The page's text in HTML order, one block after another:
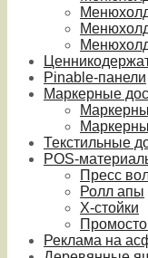
Pinable-панели
Маркерные
Текстильные
POS-
Пресс
Ролл апы
Х-стойки
Реклама на